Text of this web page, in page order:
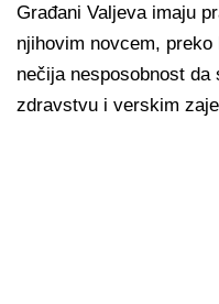
Građani Valjeva imaju
njihovim novcem,
nečija nesposobnost
zdravstvu i verskim